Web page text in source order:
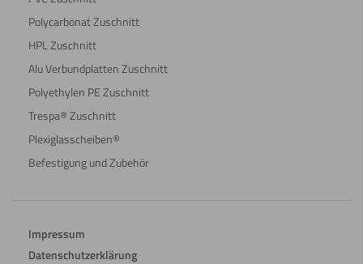
Polycarbonat Zuschnitt
HPL Zuschnitt
Alu Verbundplatten Zuschnitt
Polyethylen PE Zuschnitt
Trespa® Zuschnitt
Plexiglasscheiben®
Befestigung und Zubehör
Impressum
Datenschutzerklärung